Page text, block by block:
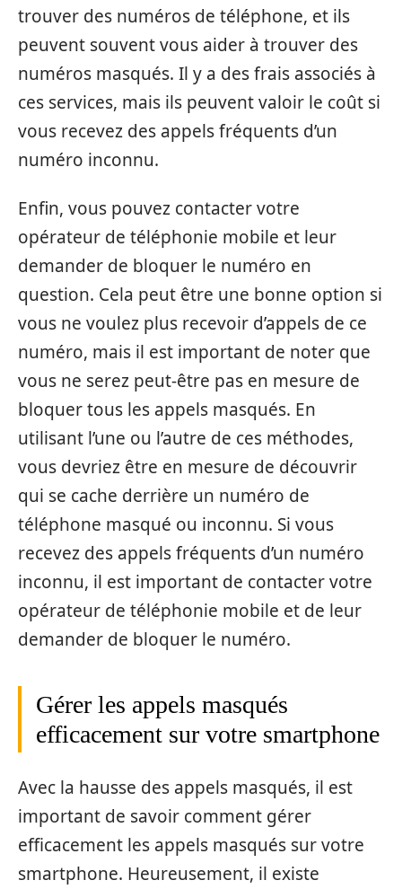
trouver des numéros de téléphone, et ils
peuvent souvent vous aider à trouver des
numéros masqués. Il y a des frais associés à
ces services, mais ils peuvent valoir le coût si
vous recevez des appels fréquents d’un
numéro inconnu.
Enfin, vous pouvez contacter votre
opérateur de téléphonie mobile et leur
demander de bloquer le numéro en
question. Cela peut être une bonne option si
vous ne voulez plus recevoir d’appels de ce
numéro, mais il est important de noter que
vous ne serez peut-être pas en mesure de
bloquer tous les appels masqués. En
utilisant l’une ou l’autre de ces méthodes,
vous devriez être en mesure de découvrir
qui se cache derrière un numéro de
téléphone masqué ou inconnu. Si vous
recevez des appels fréquents d’un numéro
inconnu, il est important de contacter votre
opérateur de téléphonie mobile et de leur
demander de bloquer le numéro.
Gérer les appels masqués
efficacement sur votre smartphone
Avec la hausse des appels masqués, il est
important de savoir comment gérer
efficacement les appels masqués sur votre
smartphone. Heureusement, il existe